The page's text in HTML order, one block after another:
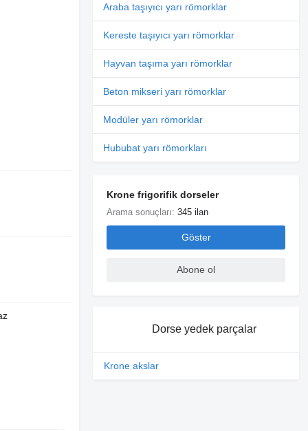
Araba taşıyıcı yarı römorklar
Kereste taşıyıcı yarı römorklar
Hayvan taşıma yarı römorklar
Beton mikseri yarı römorklar
Modüler yarı römorklar
Hububat yarı römorkları
Krone frigorifik dorseler
Arama sonuçları:345 ilan
Göster
Abone ol
Dorse yedek parçalar
Krone akslar